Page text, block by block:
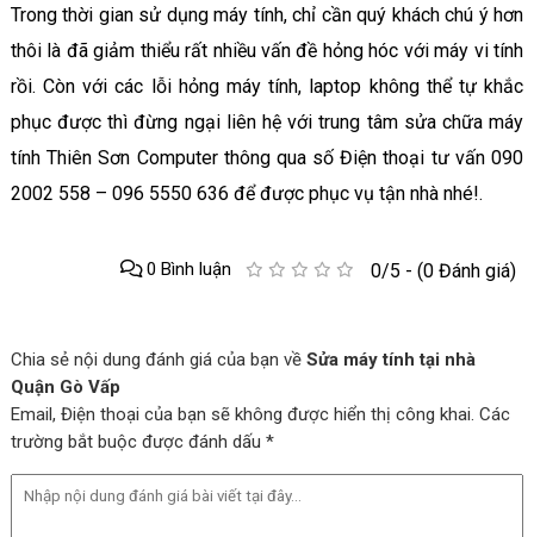
Trong thời gian sử dụng máy tính, chỉ cần quý khách chú ý hơn
thôi là đã giảm thiểu rất nhiều vấn đề hỏng hóc với máy vi tính
rồi. Còn với các lỗi hỏng máy tính, laptop không thể tự khắc
phục được thì đừng ngại liên hệ với trung tâm sửa chữa máy
tính Thiên Sơn Computer thông qua số Điện thoại tư vấn 090
2002 558 – 096 5550 636 để được phục vụ tận nhà nhé!.
0/5 - (0 Đánh giá)
0 Bình luận
Chia sẻ nội dung đánh giá của bạn về Sửa máy tính tại nhà
Quận Gò Vấp
Email, Điện thoại của bạn sẽ không được hiển thị công khai. Các
trường bắt buộc được đánh dấu *